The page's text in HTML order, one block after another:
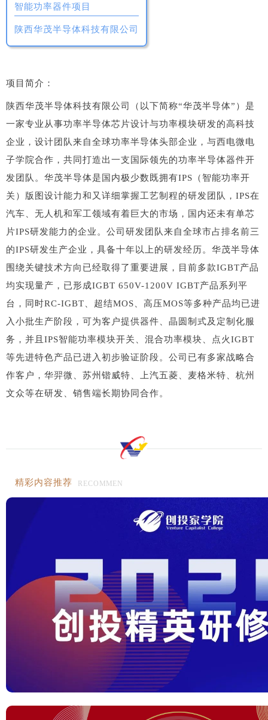
智能功率器件项目
陕西华茂半导体科技有限公司
项目简介：
陕西华茂半导体科技有限公司（以下简称“华茂半导体”）是
一家专业从事功率半导体芯片设计与功率模块研发的高科技
企业，设计团队来自全球功率半导体头部企业，与西电微电
子学院合作，共同打造出一支国际领先的功率半导体器件开
发团队。华茂半导体是国内极少数既拥有IPS（智能功率开
关）版图设计能力和又详细掌握工艺制程的研发团队，IPS在
汽车、无人机和军工领域有着巨大的市场，国内还未有单芯
片IPS研发能力的企业。公司研发团队来自全球市占排名前三
的IPS研发生产企业，具备十年以上的研发经历。华茂半导体
围绕关键技术方向已经取得了重要进展，目前多款IGBT产品
均实现量产，已形成IGBT 650V-1200V IGBT产品系列平
台，同时RC-IGBT、超结MOS、高压MOS等多种产品均已进
入小批生产阶段，可为客户提供器件、晶圆制式及定制化服
务，并且IPS智能功率模块开关、混合功率模块、点火IGBT
等先进特色产品已进入初步验证阶段。公司已有多家战略合
作客户，华羿微、苏州锴威特、上汽五菱、麦格米特、杭州
文众等在研发、销售端长期协同合作。
精彩内容推荐 RECOMMEN